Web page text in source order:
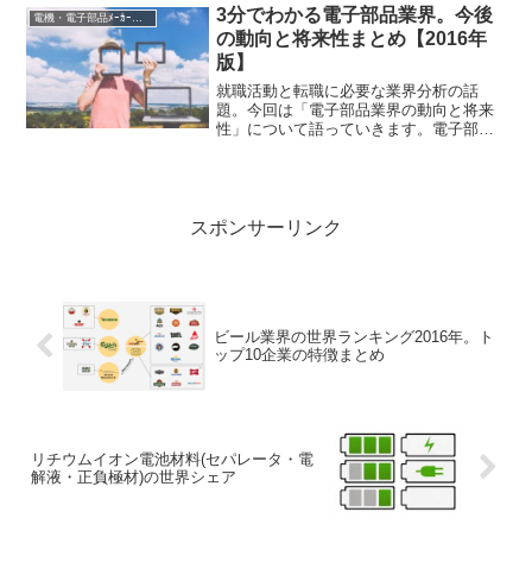
機メーカー...
3分でわかる電子部品業界。今後
の動向と将来性まとめ【2016年
版】
就職活動と転職に必要な業界分析の話
題。今回は「電子部品業界の動向と将来
性」について語っていきます。電子部品
スポンサーリンク
ビール業界の世界ランキング2016年。ト
ップ10企業の特徴まとめ
リチウムイオン電池材料(セパレータ・電
解液・正負極材)の世界シェア